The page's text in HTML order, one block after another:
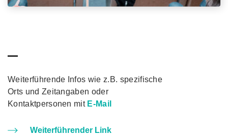
Weiterführende Infos wie z.B. spezifische
Orts und Zeitangaben oder
Kontaktpersonen mit E-Mail
Weiterführender Link